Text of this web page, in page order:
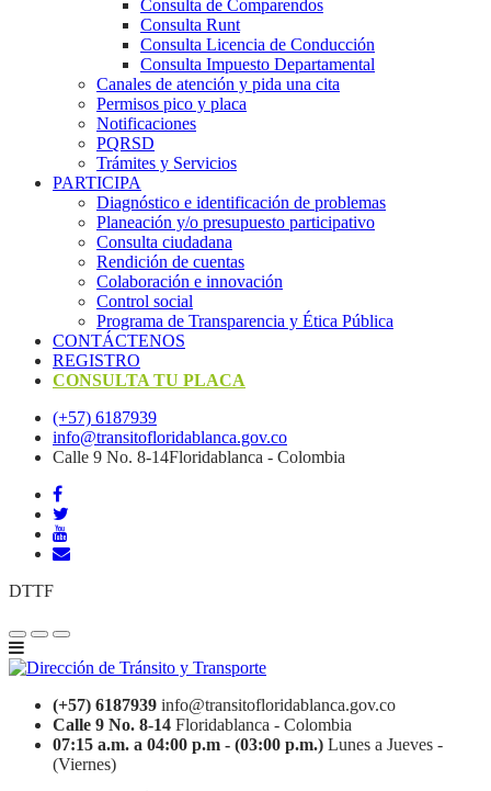
Consulta de Comparendos
Consulta Runt
Consulta Licencia de Conducción
Consulta Impuesto Departamental
Canales de atención y pida una cita
Permisos pico y placa
Notificaciones
PQRSD
Trámites y Servicios
PARTICIPA
Diagnóstico e identificación de problemas
Planeación y/o presupuesto participativo​
Consulta ciudadana
Rendición de cuentas
Colaboración e innovación
Control social
Programa de Transparencia y Ética Pública
CONTÁCTENOS
REGISTRO
CONSULTA TU PLACA
(+57) 6187939
info@transitofloridablanca.gov.co
Calle 9 No. 8-14Floridablanca - Colombia
DTTF
(+57) 6187939 info@transitofloridablanca.gov.co
Calle 9 No. 8-14 Floridablanca - Colombia
07:15 a.m. a 04:00 p.m - (03:00 p.m.) Lunes a Jueves -
(Viernes)